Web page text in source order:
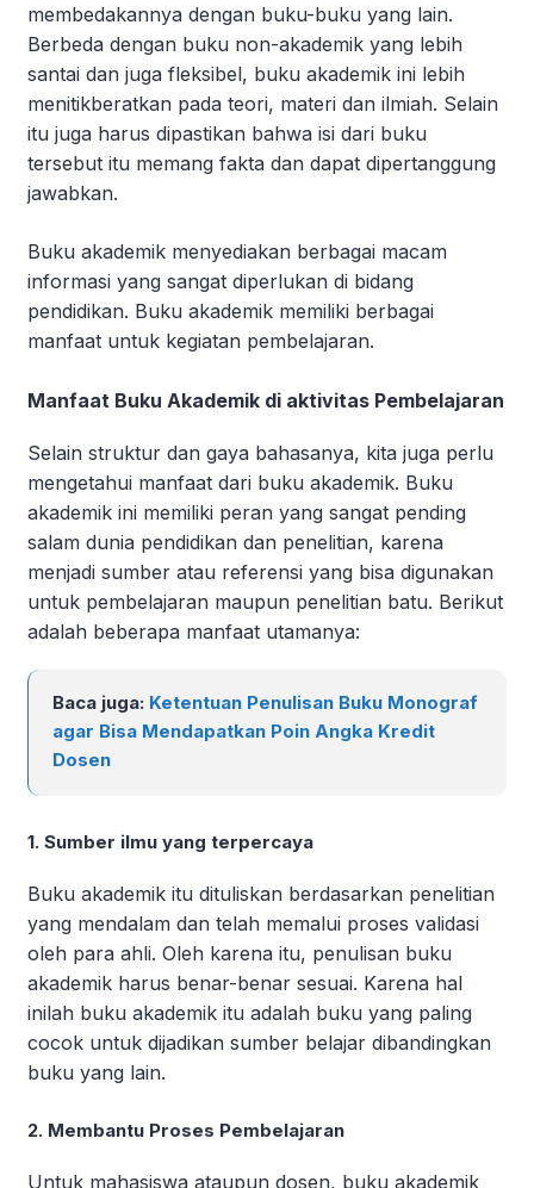
membedakannya dengan buku-buku yang lain.
Berbeda dengan buku non-akademik yang lebih
santai dan juga fleksibel, buku akademik ini lebih
menitikberatkan pada teori, materi dan ilmiah. Selain
itu juga harus dipastikan bahwa isi dari buku
tersebut itu memang fakta dan dapat dipertanggung
jawabkan.
Buku akademik menyediakan berbagai macam
informasi yang sangat diperlukan di bidang
pendidikan. Buku akademik memiliki berbagai
manfaat untuk kegiatan pembelajaran.
Manfaat Buku Akademik di aktivitas Pembelajaran
Selain struktur dan gaya bahasanya, kita juga perlu
mengetahui manfaat dari buku akademik. Buku
akademik ini memiliki peran yang sangat pending
salam dunia pendidikan dan penelitian, karena
menjadi sumber atau referensi yang bisa digunakan
untuk pembelajaran maupun penelitian batu. Berikut
adalah beberapa manfaat utamanya:
Baca juga: Ketentuan Penulisan Buku Monograf
agar Bisa Mendapatkan Poin Angka Kredit
Dosen
1. Sumber ilmu yang terpercaya
Buku akademik itu dituliskan berdasarkan penelitian
yang mendalam dan telah memalui proses validasi
oleh para ahli. Oleh karena itu, penulisan buku
akademik harus benar-benar sesuai. Karena hal
inilah buku akademik itu adalah buku yang paling
cocok untuk dijadikan sumber belajar dibandingkan
buku yang lain.
2. Membantu Proses Pembelajaran
Untuk mahasiswa ataupun dosen, buku akademik